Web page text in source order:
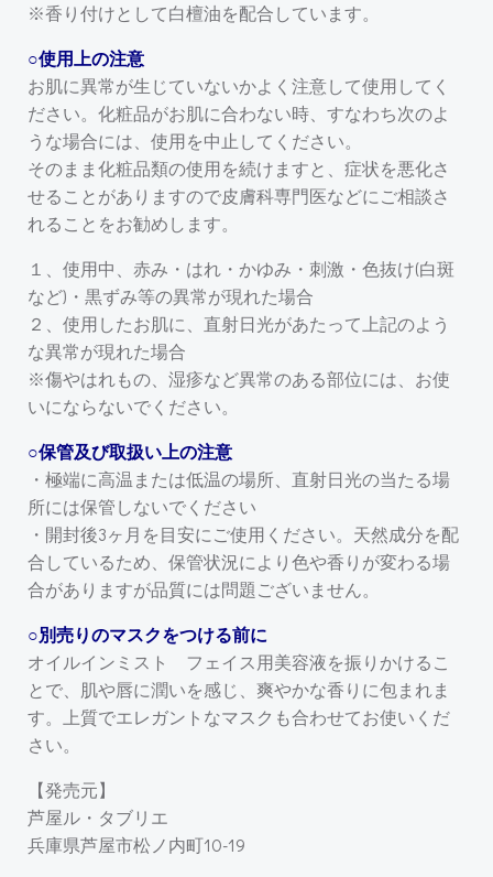
※香り付けとして白檀油を配合しています。
○使用上の注意
お肌に異常が生じていないかよく注意して使用してく
ださい。化粧品がお肌に合わない時、すなわち次のよ
うな場合には、使用を中止してください。
そのまま化粧品類の使用を続けますと、症状を悪化さ
せることがありますので皮膚科専門医などにご相談さ
れることをお勧めします。
１、使用中、赤み・はれ・かゆみ・刺激・色抜け(白斑
など)・黒ずみ等の異常が現れた場合
２、使用したお肌に、直射日光があたって上記のよう
な異常が現れた場合
※傷やはれもの、湿疹など異常のある部位には、お使
いにならないでください。
○保管及び取扱い上の注意
・極端に高温または低温の場所、直射日光の当たる場
所には保管しないでください
・開封後3ヶ月を目安にご使用ください。天然成分を配
合しているため、保管状況により色や香りが変わる場
合がありますが品質には問題ございません。
○別売りのマスクをつける前に
オイルインミスト フェイス用美容液を振りかけるこ
とで、肌や唇に潤いを感じ、爽やかな香りに包まれま
す。上質でエレガントなマスクも合わせてお使いくだ
さい。
【発売元】
芦屋ル・タブリエ
兵庫県芦屋市松ノ内町10-19